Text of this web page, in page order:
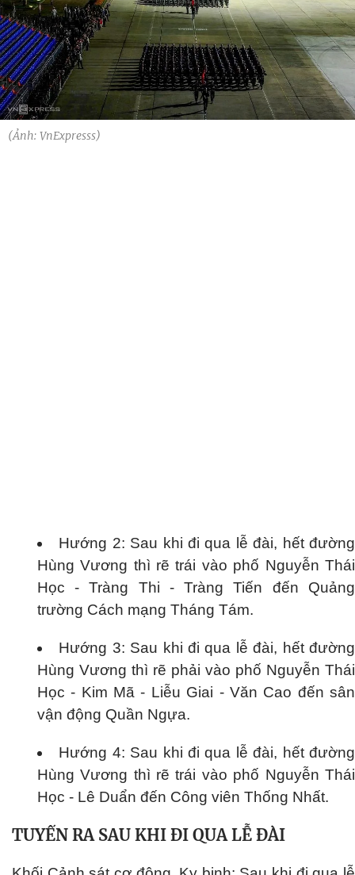
(Ảnh: VnExpresss)
Hướng 2: Sau khi đi qua lễ đài, hết đường
Hùng Vương thì rẽ trái vào phố Nguyễn Thái
Học - Tràng Thi - Tràng Tiến đến Quảng
trường Cách mạng Tháng Tám.
Hướng 3: Sau khi đi qua lễ đài, hết đường
Hùng Vương thì rẽ phải vào phố Nguyễn Thái
Học - Kim Mã - Liễu Giai - Văn Cao đến sân
vận động Quần Ngựa.
Hướng 4: Sau khi đi qua lễ đài, hết đường
Hùng Vương thì rẽ trái vào phố Nguyễn Thái
Học - Lê Duẩn đến Công viên Thống Nhất.
TUYẾN RA SAU KHI ĐI QUA LỄ ĐÀI